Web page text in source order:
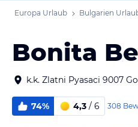
Europa Urlaub Bulgarien
Bonita
k.k. Zlatni Pyasaci 9007
74% 4,3 / 6 308